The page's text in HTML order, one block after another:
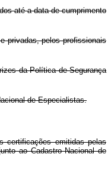
até a data de cumprimento
privadas, pelos profissionais
da Política de Segurança
de Especialistas.
certificações emitidas pelas
ao Cadastro Nacional de